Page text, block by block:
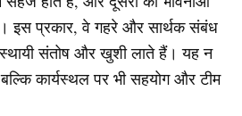
इस प्रकार, वे गहरे और सार्थक संबंध
संतोष और खुशी लाते हैं। यह न
कार्यस्थल पर भी सहयोग और टीम